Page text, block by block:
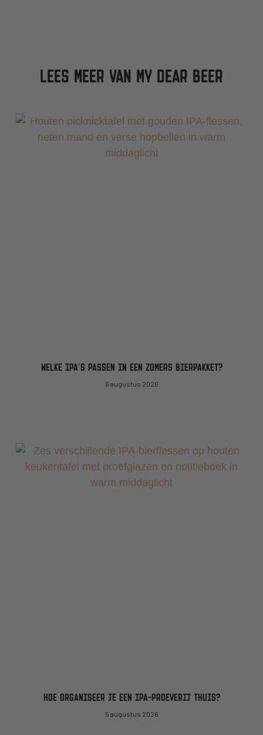
LEES MEER VAN MY DEAR BEER
WELKE IPA’S PASSEN IN EEN ZOMERS BIERPAKKET?
6 augustus 2026
HOE ORGANISEER JE EEN IPA-PROEVERIJ THUIS?
5 augustus 2026